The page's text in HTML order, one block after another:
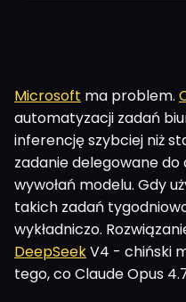
Microsoft ma problem.
automatyzacji zadań
inferencję szybciej niż
zadanie delegowane
wywołań modelu. Gdy
takich zadań
wykładniczo.
DeepSeekV4 - chiński
tego, co Claude Opus